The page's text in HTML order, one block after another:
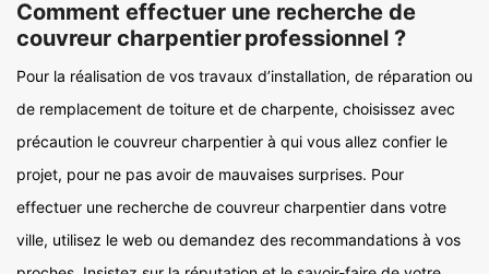
Comment effectuer une recherche de
couvreur charpentier professionnel ?
Pour la réalisation de vos travaux d’installation, de réparation ou
de remplacement de toiture et de charpente, choisissez avec
précaution le couvreur charpentier à qui vous allez confier le
projet, pour ne pas avoir de mauvaises surprises. Pour
effectuer une recherche de couvreur charpentier dans votre
ville, utilisez le web ou demandez des recommandations à vos